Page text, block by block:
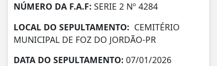
NÚMERO DA F.A.F: SERIE 2 Nº 4284
LOCAL DO SEPULTAMENTO: CEMITÉRIO
MUNICIPAL DE FOZ DO JORDÃO-PR
DATA DO SEPULTAMENTO: 07/01/2026